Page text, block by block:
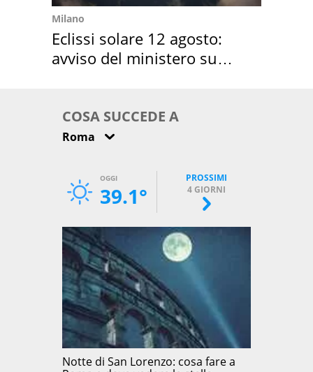
Milano
Eclissi solare 12 agosto:
avviso del ministero su